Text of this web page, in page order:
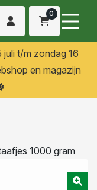
0
juli t/m zondag 16
en magazijn
1000 gram